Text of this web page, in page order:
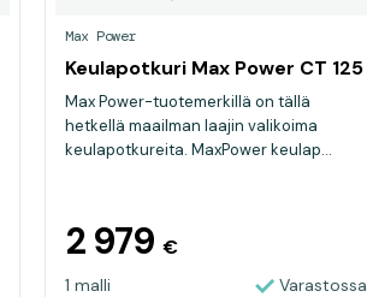
Max Power
Keulapotkuri Max Power CT 125
Max Power-tuotemerkillä on tällä
hetkellä maailman laajin valikoima
keulapotkureita. MaxPower keulap...
2 979 €
1 malli Varastossa